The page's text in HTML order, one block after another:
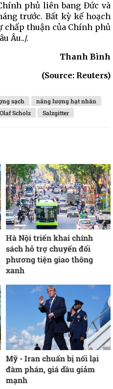
phủ liên bang Đức và
trước. Bất kỳ kế hoạch
chấp thuận của Chính phủ
Âu../.
Thanh Bình
(Source: Reuters)
sạch
năng lượng hạt nhân
Scholz Salzgitter
Hà Nội triển khai chính
sách hỗ trợ chuyển đổi
phương tiện giao thông
xanh
Mỹ - Iran chuẩn bị nối lại
đàm phán, giá dầu giảm
mạnh